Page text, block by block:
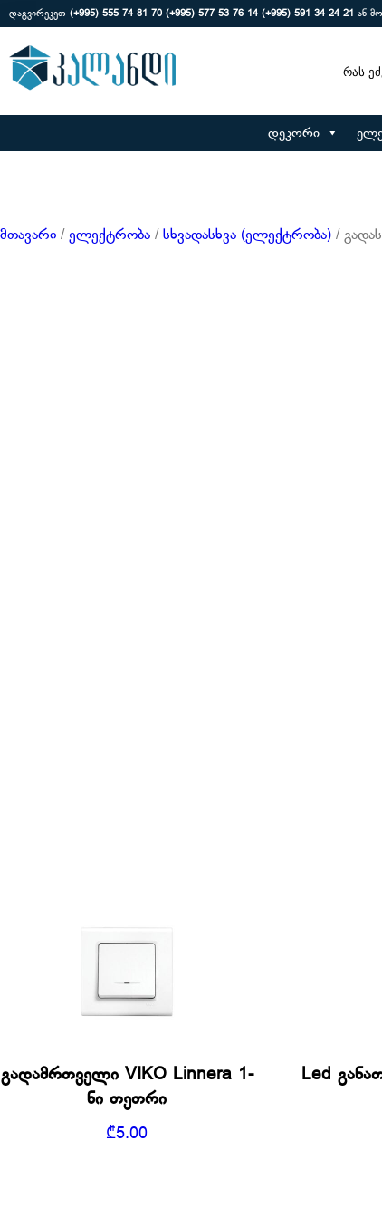
დაგვირეკეთ (+995) 555 74 81 70 (+995) 577 53 76 14 (+995) 591 34 24 21 ან
Search
დეკორი
მთავარი / ელექტრობა / სხვადასხვა (ელექტრობა) /
გადამრთველი VIKO Linnera 1-
ნი თეთრი
₾5.00
Led